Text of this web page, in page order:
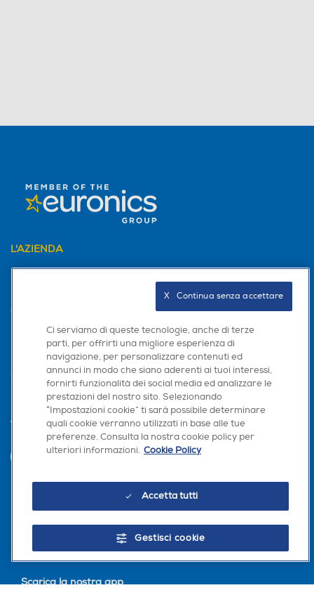
L'AZIENDA
AREA CLIENTI
Trova negozio
Seguici sui social
Scarica la nostra app
Ci serviamo di queste tecnologie, anche di terze
parti, per offrirti una migliore esperienza di
navigazione, per personalizzare contenuti ed
annunci in modo che siano aderenti ai tuoi interessi,
fornirti funzionalità dei social media ed analizzare le
prestazioni del nostro sito. Selezionando
“Impostazioni cookie” ti sarà possibile determinare
quali cookie verranno utilizzati in base alle tue
preferenze. Consulta la nostra cookie policy per
ulteriori informazioni. Cookie Policy
Accetta tutti
Gestisci cookie
X   Continua senza accettare